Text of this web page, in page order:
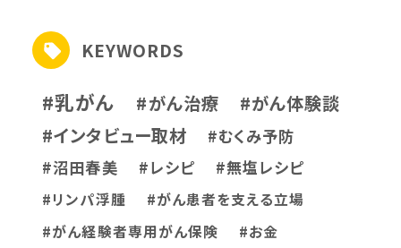
KEYWORDS
#乳がん #がん治療
#がん体験談
#インタビュー取材
#むくみ予防
#沼田春美
#レシピ #無塩レシピ
#リンパ浮腫
#がん患者を支える立場
#がん経験者専用がん保険
#お金